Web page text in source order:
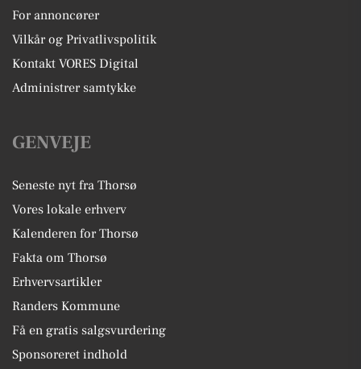
For annoncører
Vilkår og Privatlivspolitik
Kontakt VORES Digital
Administrer samtykke
GENVEJE
Seneste nyt fra Thorsø
Vores lokale erhverv
Kalenderen for Thorsø
Fakta om Thorsø
Erhvervsartikler
Randers Kommune
Få en gratis salgsvurdering
Sponsoreret indhold